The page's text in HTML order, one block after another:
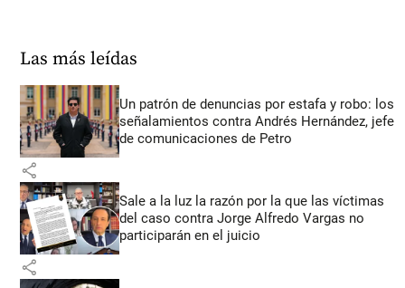
Las más leídas
Un patrón de denuncias por estafa y robo: los
señalamientos contra Andrés Hernández, jefe
de comunicaciones de Petro
share
Sale a la luz la razón por la que las víctimas
del caso contra Jorge Alfredo Vargas no
participarán en el juicio
share